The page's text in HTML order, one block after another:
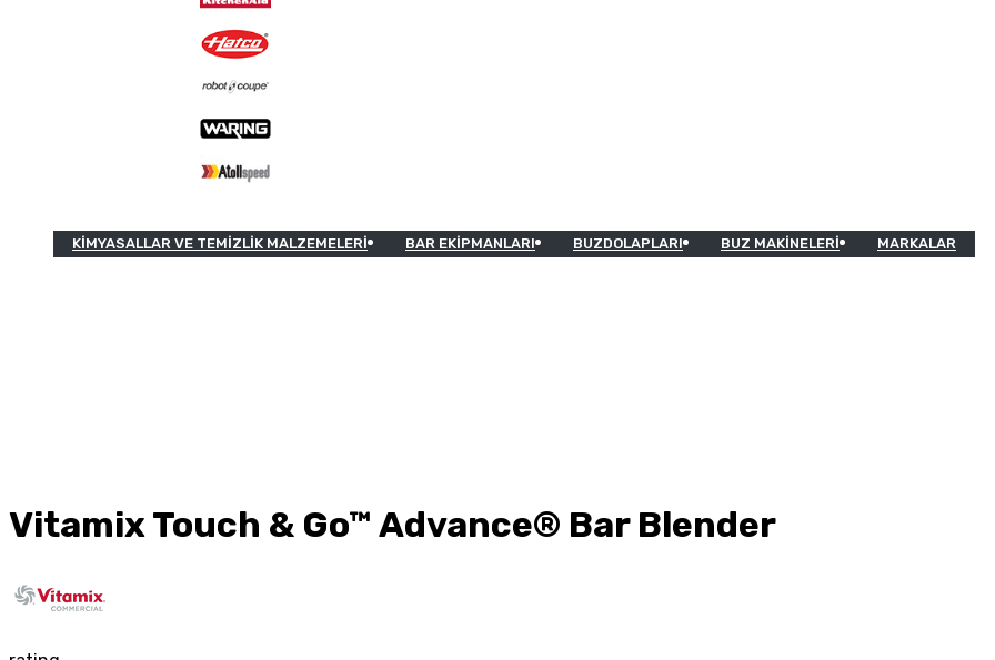
KIMYASALLAR VE TEMIZLIK MALZEMELERI BAR EKIPMANLARI BUZDOLAPLARI BUZ MAKINELERI MARKALAR
Vitamix Touch & Go™ Advance® Bar Blender